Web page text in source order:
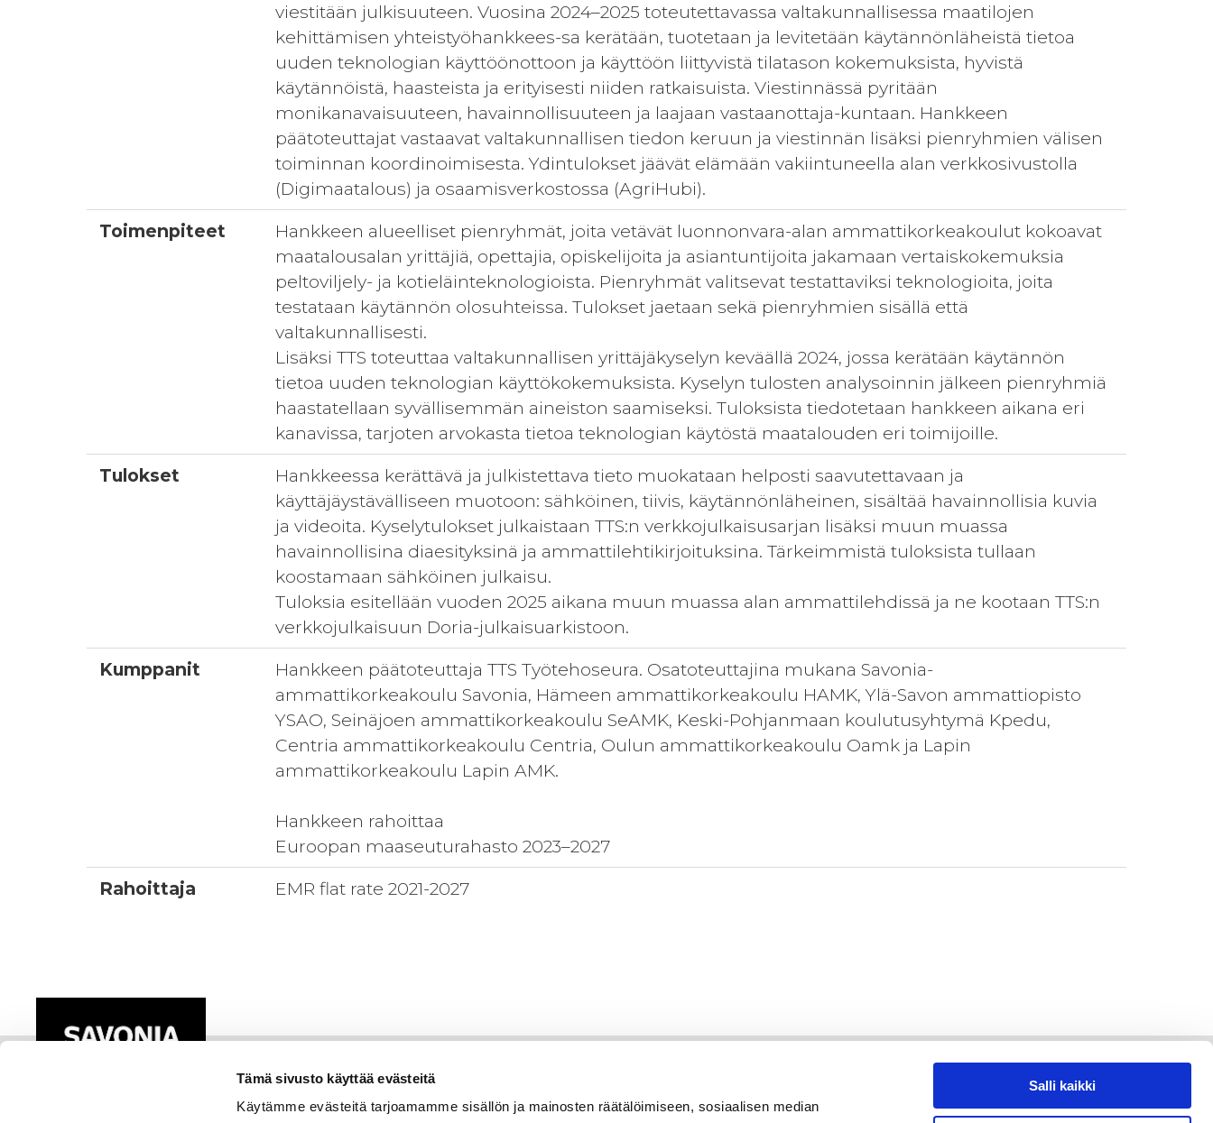
Tämä sivusto käyttää evästeitä
Käytämme evästeitä tarjoamamme sisällön ja mainosten räätälöimiseen, sosiaalisen median
Salli kaikki
viestitään julkisuuteen. Vuosina 2024–2025 toteutettavassa valtakunnallisessa maatilojen
kehittämisen yhteistyöhankkees-sa kerätään, tuotetaan ja levitetään käytännönläheistä tietoa
uuden teknologian käyttöönottoon ja käyttöön liittyvistä tilatason kokemuksista, hyvistä
käytännöistä, haasteista ja erityisesti niiden ratkaisuista. Viestinnässä pyritään
monikanavaisuuteen, havainnollisuuteen ja laajaan vastaanottaja-kuntaan. Hankkeen
päätoteuttajat vastaavat valtakunnallisen tiedon keruun ja viestinnän lisäksi pienryhmien välisen
toiminnan koordinoimisesta. Ydintulokset jäävät elämään vakiintuneella alan verkkosivustolla
(Digimaatalous) ja osaamisverkostossa (AgriHubi).
Toimenpiteet
Hankkeen alueelliset pienryhmät, joita vetävät luonnonvara-alan ammattikorkeakoulut kokoavat
maatalousalan yrittäjiä, opettajia, opiskelijoita ja asiantuntijoita jakamaan vertaiskokemuksia
peltoviljely- ja kotieläinteknologioista. Pienryhmät valitsevat testattaviksi teknologioita, joita
testataan käytännön olosuhteissa. Tulokset jaetaan sekä pienryhmien sisällä että
valtakunnallisesti.
Lisäksi TTS toteuttaa valtakunnallisen yrittäjäkyselyn keväällä 2024, jossa kerätään käytännön
tietoa uuden teknologian käyttökokemuksista. Kyselyn tulosten analysoinnin jälkeen pienryhmiä
haastatellaan syvällisemmän aineiston saamiseksi. Tuloksista tiedotetaan hankkeen aikana eri
kanavissa, tarjoten arvokasta tietoa teknologian käytöstä maatalouden eri toimijoille.
Tulokset
Hankkeessa kerättävä ja julkistettava tieto muokataan helposti saavutettavaan ja
käyttäjäystävälliseen muotoon: sähköinen, tiivis, käytännönläheinen, sisältää havainnollisia kuvia
ja videoita. Kyselytulokset julkaistaan TTS:n verkkojulkaisusarjan lisäksi muun muassa
havainnollisina diaesityksinä ja ammattilehtikirjoituksina. Tärkeimmistä tuloksista tullaan
koostamaan sähköinen julkaisu.
Tuloksia esitellään vuoden 2025 aikana muun muassa alan ammattilehdissä ja ne kootaan TTS:n
verkkojulkaisuun Doria-julkaisuarkistoon.
Kumppanit
Hankkeen päätoteuttaja TTS Työtehoseura. Osatoteuttajina mukana Savonia-
ammattikorkeakoulu Savonia, Hämeen ammattikorkeakoulu HAMK, Ylä-Savon ammattiopisto
YSAO, Seinäjoen ammattikorkeakoulu SeAMK, Keski-Pohjanmaan koulutusyhtymä Kpedu,
Centria ammattikorkeakoulu Centria, Oulun ammattikorkeakoulu Oamk ja Lapin
ammattikorkeakoulu Lapin AMK.
Hankkeen rahoittaa
Euroopan maaseuturahasto 2023–2027
Rahoittaja
EMR flat rate 2021-2027